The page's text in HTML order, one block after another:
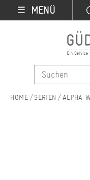
☰ MENÜ
SERIEN ALPHA